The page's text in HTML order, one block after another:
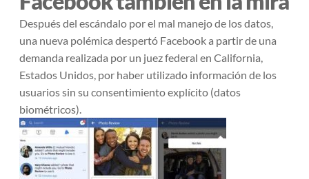
Después del escándalo por el mal manejo de los datos,
una nueva polémica despertó Facebook a partir de una
demanda realizada por un juez federal en California,
Estados Unidos, por haber utilizado información de los
usuarios sin su consentimiento explícito (datos
biométricos).